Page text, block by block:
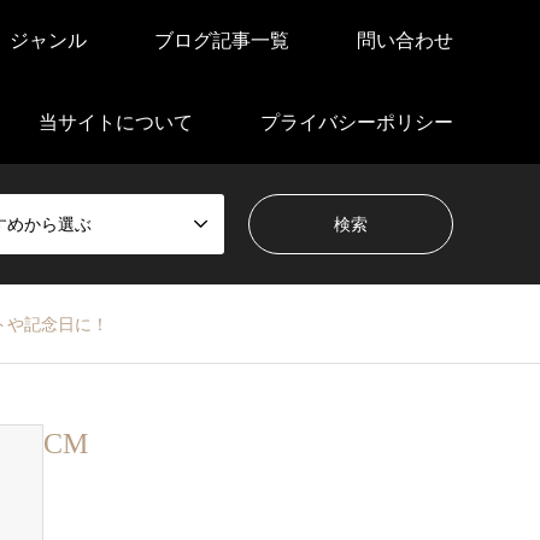
ジャンル ブログ記事一覧 問い合わせ
当サイトについて プライバシーポリシー
めから選ぶ
記念日に！
CM